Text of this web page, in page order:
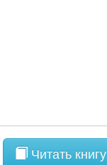
Читать книгу